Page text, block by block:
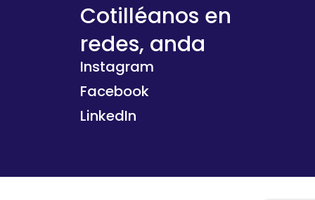
Cotilléanos en
redes, anda
Instagram
Facebook
LinkedIn